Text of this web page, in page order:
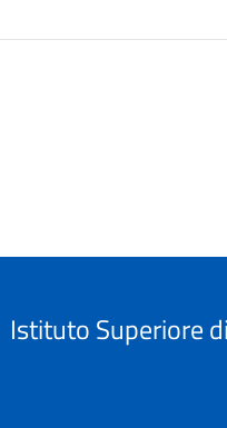
Istituto Superiore